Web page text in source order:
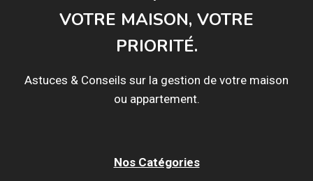
VOTRE MAISON, VOTRE
PRIORITÉ.
Astuces & Conseils sur la gestion de votre maison
ou appartement.
Nos Catégories